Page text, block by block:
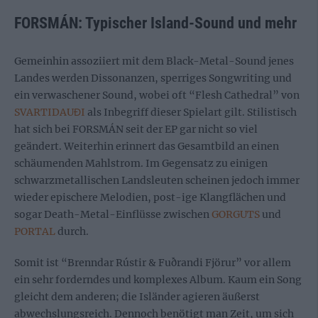
FORSMÁN: Typischer Island-Sound und mehr
Gemeinhin assoziiert mit dem Black-Metal-Sound jenes
Landes werden Dissonanzen, sperriges Songwriting und
ein verwaschener Sound, wobei oft “Flesh Cathedral” von
SVARTIDAUĐI als Inbegriff dieser Spielart gilt. Stilistisch
hat sich bei FORSMÁN seit der EP gar nicht so viel
geändert. Weiterhin erinnert das Gesamtbild an einen
schäumenden Mahlstrom. Im Gegensatz zu einigen
schwarzmetallischen Landsleuten scheinen jedoch immer
wieder epischere Melodien, post-ige Klangflächen und
sogar Death-Metal-Einflüsse zwischen GORGUTS und
PORTAL durch.
Somit ist “Brenndar Rústir & Fuðrandi Fjörur” vor allem
ein sehr forderndes und komplexes Album. Kaum ein Song
gleicht dem anderen; die Isländer agieren äußerst
abwechslungsreich. Dennoch benötigt man Zeit, um sich